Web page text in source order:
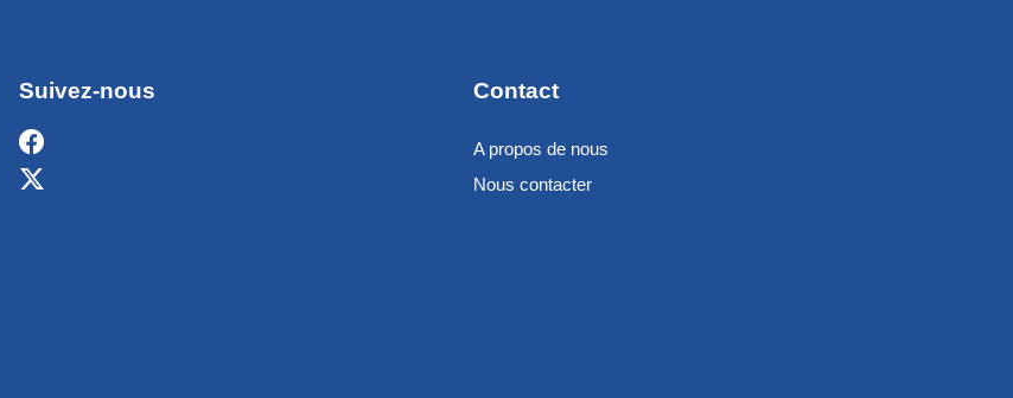
Suivez-nous Contact
A propos de nous
Nous contacter